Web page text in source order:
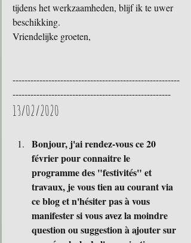
tijdens het werkzaamheden, blijf ik te uwer
beschikking.
Vriendelijke groeten,
--------------------------------------------------------
-----------------------------------------------------
13/02/2020
Bonjour, j'ai rendez-vous ce 20
février pour connaitre le
programme des "festivités" et
travaux, je vous tien au courant via
ce blog et n'hésiter pas à vous
manifester si vous avez la moindre
question ou suggestion à ajouter sur